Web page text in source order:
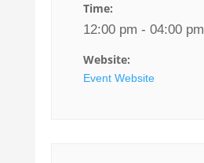
Time:
12:00 pm - 04:00 pm
Website:
Event Website